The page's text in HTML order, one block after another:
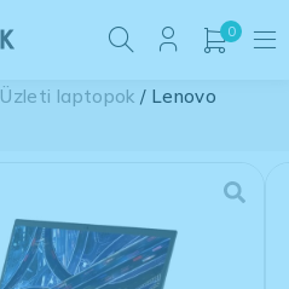
0
Üzleti laptopok / Lenovo